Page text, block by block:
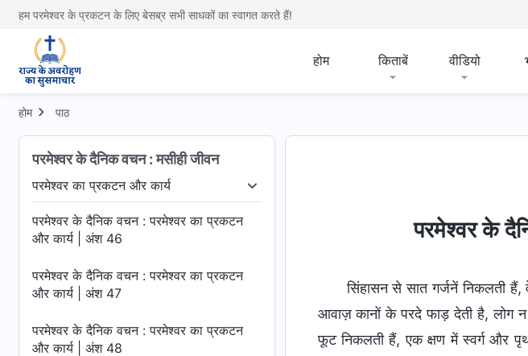
हम परमेश्वर के प्रकटन के लिए बेसब्र सभी साधकों का स्वागत करते हैं!
होम किताबें वीडियो
होम पाठ
परमेश्वर के दैनिक वचन : मसीही जीवन
परमेश्वर का प्रकटन और कार्य
तीन चरण परमेश्वर का प्रकटन और कार्य
परमेश्वर के दैनिक वचन : परमेश्वर का प्रकटन
और कार्य | अंश 46
परमेश्वर के दैनिक वचन : परमेश्वर का प्रकटन
और कार्य | अंश 47
परमेश्वर के दैनिक वचन : परमेश्वर का प्रकटन
और कार्य | अंश 48
परमेश्वर के
सिंहासन से सात गर्जनें निकलती
आवाज़ कानों के परदे फाड़ देती है,
फूट निकलती हैं, एक क्षण में स्वर्ग और